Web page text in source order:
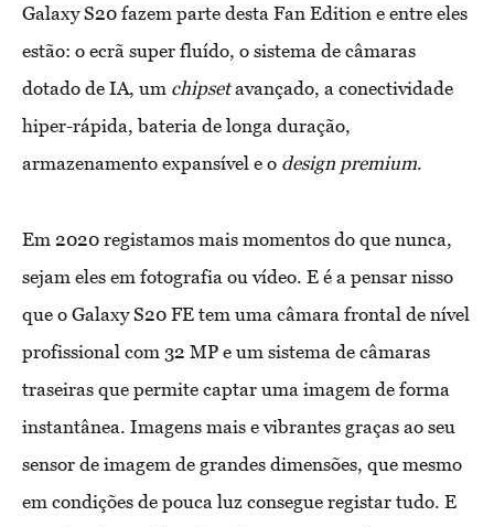
Galaxy S20 fazem parte desta Fan Edition e entre eles
estão: o ecrã super fluído, o sistema de câmaras
dotado de IA, um chipsetavançado, a conectividade
hiper-rápida, bateria de longa duração,
armazenamento expansível e o design premium.
Em 2020 registamos mais momentos do que nunca,
sejam eles em fotografia ou vídeo. E é a pensar nisso
que o Galaxy S20 FE tem uma câmara frontal de nível
profissional com 32 MP e um sistema de câmaras
traseiras que permite captar uma imagem de forma
instantânea. Imagens mais e vibrantes graças ao seu
sensor de imagem de grandes dimensões, que mesmo
em condições de pouca luz consegue registar tudo. E